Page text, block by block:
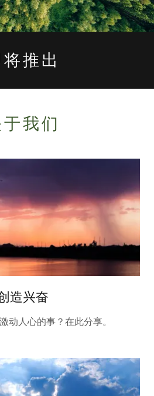
推出
于我们
造兴奋
动人心的事？在此分享。